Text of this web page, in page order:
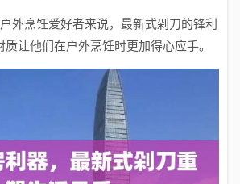
外烹饪爱好者来说，最新式剁刀的锋利
让他们在户外烹饪时更加得心应手。